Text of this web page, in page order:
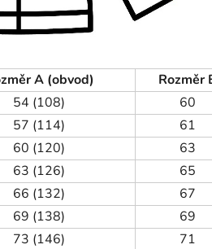
A (obvod)
Rozměr
54 (108)
60
57 (114)
61
60 (120)
63
63 (126)
65
66 (132)
67
69 (138)
69
73 (146)
71